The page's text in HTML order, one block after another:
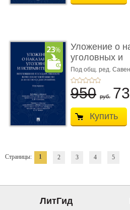
Уложение о
уголовных и
исправитель
Под общ. ред.
науч. ред. и рук. авт.
А.И.
950 руб.
Купить
Страницы: 1 2 3 4 5
ЛитГид